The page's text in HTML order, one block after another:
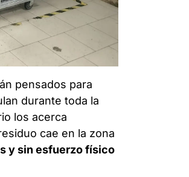
pensados para
durante toda la
los acerca
cae en la zona
y sin esfuerzo físico